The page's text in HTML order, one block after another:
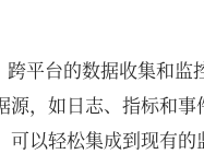
平台的数据收集和
源，如日志、指标和
以轻松集成到现有的